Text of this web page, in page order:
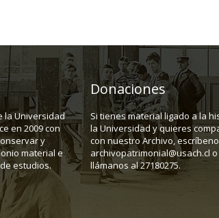
la Universidad
en 2009 con
y
material e
estudios.
Donaciones
Si tienes material ligado a la
la Universidad y quieres
con nuestro Archivo,
archivopatrimonial@usach.cl o
llámanos al 27180275.